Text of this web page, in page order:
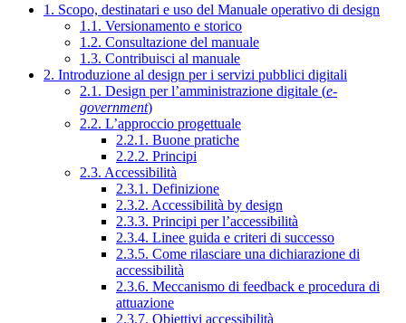
1. Scopo, destinatari e uso del Manuale operativo di design
1.1. Versionamento e storico
1.2. Consultazione del manuale
1.3. Contribuisci al manuale
2. Introduzione al design per i servizi pubblici digitali
2.1. Design per l’amministrazione digitale (e-
government)
2.2. L’approccio progettuale
2.2.1. Buone pratiche
2.2.2. Principi
2.3. Accessibilità
2.3.1. Definizione
2.3.2. Accessibilità by design
2.3.3. Principi per l’accessibilità
2.3.4. Linee guida e criteri di successo
2.3.5. Come rilasciare una dichiarazione di
accessibilità
2.3.6. Meccanismo di feedback e procedura di
attuazione
2.3.7. Obiettivi accessibilità